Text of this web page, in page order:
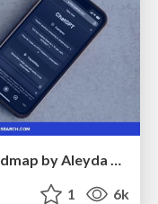
The AI Search Optimization Roadmap by Aleyda Solis
1 6k